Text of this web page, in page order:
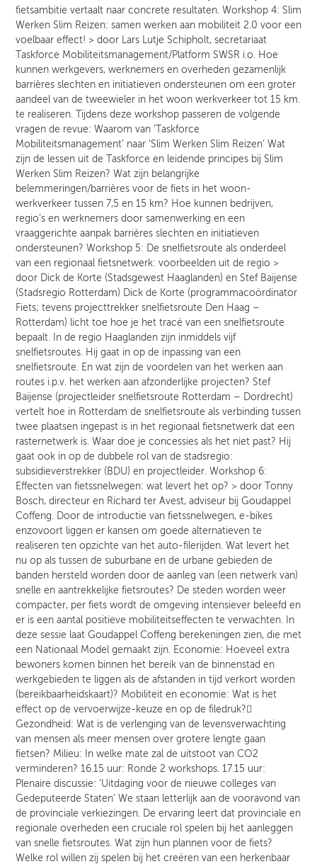
fietsambitie vertaalt naar concrete resultaten. Workshop 4: Slim
Werken Slim Reizen: samen werken aan mobiliteit 2.0 voor een
voelbaar effect! > door Lars Lutje Schipholt, secretariaat
Taskforce Mobiliteitsmanagement/Platform SWSR i.o. Hoe
kunnen werkgevers, werknemers en overheden gezamenlijk
barrières slechten en initiatieven ondersteunen om een groter
aandeel van de tweewieler in het woon werkverkeer tot 15 km.
te realiseren. Tijdens deze workshop passeren de volgende
vragen de revue: Waarom van ‘Taskforce
Mobiliteitsmanagement’ naar ‘Slim Werken Slim Reizen’ Wat
zijn de lessen uit de Taskforce en leidende principes bij Slim
Werken Slim Reizen? Wat zijn belangrijke
belemmeringen/barrières voor de fiets in het woon-
werkverkeer tussen 7,5 en 15 km? Hoe kunnen bedrijven,
regio’s en werknemers door samenwerking en een
vraaggerichte aanpak barrières slechten en initiatieven
ondersteunen? Workshop 5: De snelfietsroute als onderdeel
van een regionaal fietsnetwerk: voorbeelden uit de regio >
door Dick de Korte (Stadsgewest Haaglanden) en Stef Baijense
(Stadsregio Rotterdam) Dick de Korte (programmacoördinator
Fiets; tevens projecttrekker snelfietsroute Den Haag –
Rotterdam) licht toe hoe je het tracé van een snelfietsroute
bepaalt. In de regio Haaglanden zijn inmiddels vijf
snelfietsroutes. Hij gaat in op de inpassing van een
snelfietsroute. En wat zijn de voordelen van het werken aan
routes i.p.v. het werken aan afzonderlijke projecten? Stef
Baijense (projectleider snelfietsroute Rotterdam – Dordrecht)
vertelt hoe in Rotterdam de snelfietsroute als verbinding tussen
twee plaatsen ingepast is in het regionaal fietsnetwerk dat een
rasternetwerk is. Waar doe je concessies als het niet past? Hij
gaat ook in op de dubbele rol van de stadsregio:
subsidieverstrekker (BDU) en projectleider. Workshop 6:
Effecten van fietssnelwegen: wat levert het op? > door Tonny
Bosch, directeur en Richard ter Avest, adviseur bij Goudappel
Coffeng. Door de introductie van fietssnelwegen, e-bikes
enzovoort liggen er kansen om goede alternatieven te
realiseren ten opzichte van het auto-filerijden. Wat levert het
nu op als tussen de suburbane en de urbane gebieden de
banden hersteld worden door de aanleg van (een netwerk van)
snelle en aantrekkelijke fietsroutes? De steden worden weer
compacter, per fiets wordt de omgeving intensiever beleefd en
er is een aantal positieve mobiliteitseffecten te verwachten. In
deze sessie laat Goudappel Coffeng berekeningen zien, die met
een Nationaal Model gemaakt zijn. Economie: Hoeveel extra
bewoners komen binnen het bereik van de binnenstad en
werkgebieden te liggen als de afstanden in tijd verkort worden
(bereikbaarheidskaart)? Mobiliteit en economie: Wat is het
effect op de vervoerwijze-keuze en op de filedruk?
Gezondheid: Wat is de verlenging van de levensverwachting
van mensen als meer mensen over grotere lengte gaan
fietsen? Milieu: In welke mate zal de uitstoot van CO2
verminderen? 16.15 uur: Ronde 2 workshops. 17.15 uur:
Plenaire discussie: ‘Uitdaging voor de nieuwe colleges van
Gedeputeerde Staten’ We staan letterlijk aan de vooravond van
de provinciale verkiezingen. De ervaring leert dat provinciale en
regionale overheden een cruciale rol spelen bij het aanleggen
van snelle fietsroutes. Wat zijn hun plannen voor de fiets?
Welke rol willen zij spelen bij het creëren van een herkenbaar